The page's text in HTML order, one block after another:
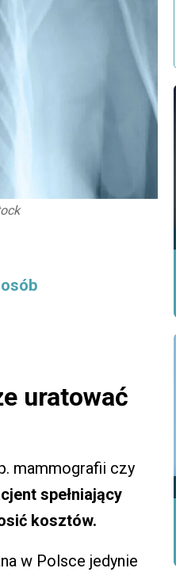
uratować
mammografii czy
spełniający
kosztów.
w Polsce jedynie